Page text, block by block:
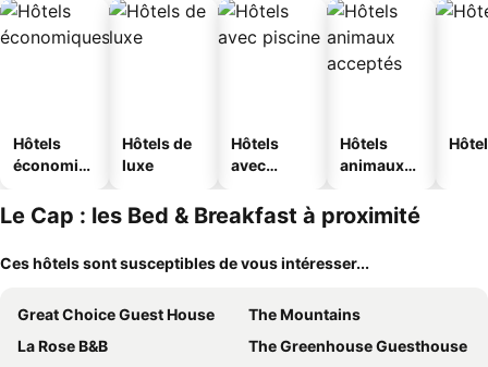
Hôtels
économiq
Hôtels de
luxe
Hôtels
avec
Hôtels
animaux
Le Cap : les Bed & Breakfast à proximité
Ces hôtels sont susceptibles de vous intéresser...
Great Choice Guest House
The Mountains
La Rose B&B
The Greenhouse Guesthouse